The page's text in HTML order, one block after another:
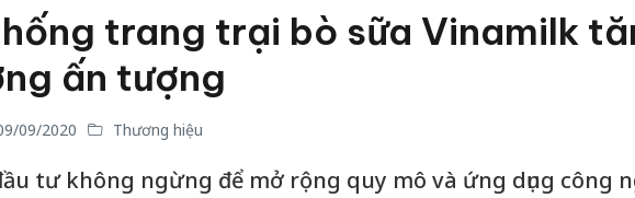
trang trại bò sữa Vinamilk
ấn tượng
09/2020 Thương hiệu
tư không ngừng để mở rộng quy mô và ứng dụng công